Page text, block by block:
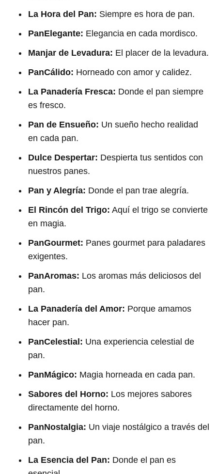
La Hora del Pan: Siempre es hora de pan.
PanElegante: Elegancia en cada mordisco.
Manjar de Levadura: El placer de la levadura.
PanCálido: Horneado con amor y calidez.
La Panadería Fresca: Donde el pan siempre
es fresco.
Pan de Ensueño: Un sueño hecho realidad
en cada pan.
Dulce Despertar: Despierta tus sentidos con
nuestros panes.
Pan y Alegría: Donde el pan trae alegría.
El Rincón del Trigo: Aquí el trigo se convierte
en magia.
PanGourmet: Panes gourmet para paladares
exigentes.
PanAromas: Los aromas más deliciosos del
pan.
La Panadería del Amor: Porque amamos
hacer pan.
PanCelestial: Una experiencia celestial de
pan.
PanMágico: Magia horneada en cada pan.
Sabores del Horno: Los mejores sabores
directamente del horno.
PanNostalgia: Un viaje nostálgico a través del
pan.
La Esencia del Pan: Donde el pan es